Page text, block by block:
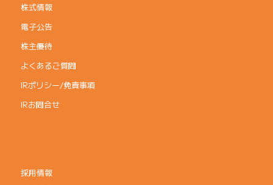
株式情報
電子公告
株主優待
よくあるご質問
IRポリシー/免責事項
IRお問合せ
採用情報